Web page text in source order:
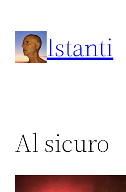
contenuto Istanti
Al sicuro